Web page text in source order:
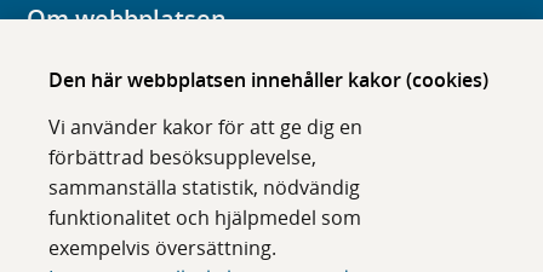
Den här webbplatsen innehåller kakor (cookies)
Vi använder kakor för att ge dig en
förbättrad besöksupplevelse,
sammanställa statistik, nödvändig
funktionalitet och hjälpmedel som
exempelvis översättning.
Om webbplatsen
Om karolinska.se
Tillgänglighet
Om cookies
Följ oss i sociala medier